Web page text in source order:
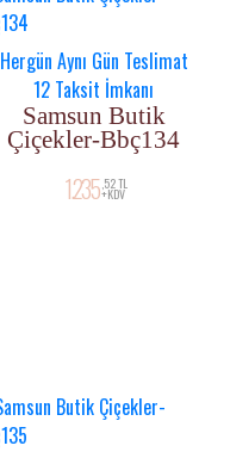
Hergün Aynı Gün Teslimat
12 Taksit İmkanı
Samsun Butik
Çiçekler-Bbç134
1.235 ,52 TL
+KDV